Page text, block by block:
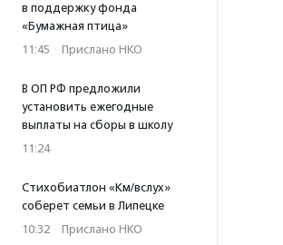
в поддержку фонда
«Бумажная птица»
11:45 · Прислано НКО
В ОП РФ предложили
установить ежегодные
выплаты на сборы в школу
11:24
Стихобиатлон «Км/вслух»
соберет семьи в Липецке
10:32 · Прислано НКО